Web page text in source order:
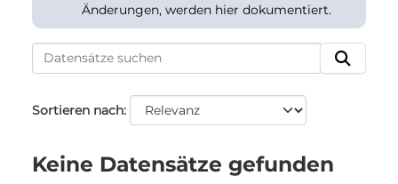
Änderungen, werden hier dokumentiert.
Sortieren nach
Keine Datensätze gefunden